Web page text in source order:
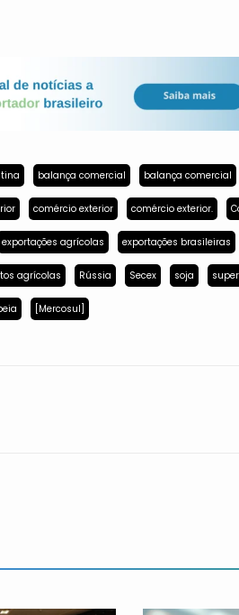
balança comercial balança comercial
comércio exterior comércio exterior.
exportações agrícolas exportações brasileiras
agrícolas Rússia Secex soja
[Mercosul]